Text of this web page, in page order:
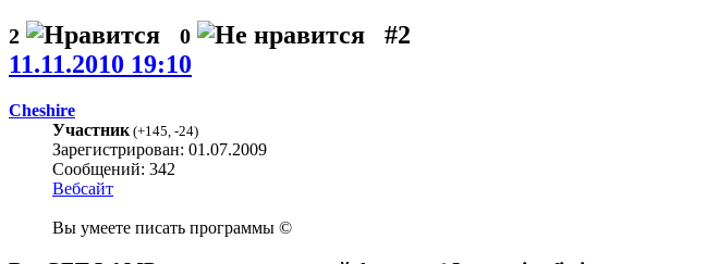
2 0
#2
11.11.2010 19:10
Cheshire
Участник(+145, -24)
Зарегистрирован: 01.07.2009
Сообщений: 342
Вебсайт
Вы умеете писать программы ©